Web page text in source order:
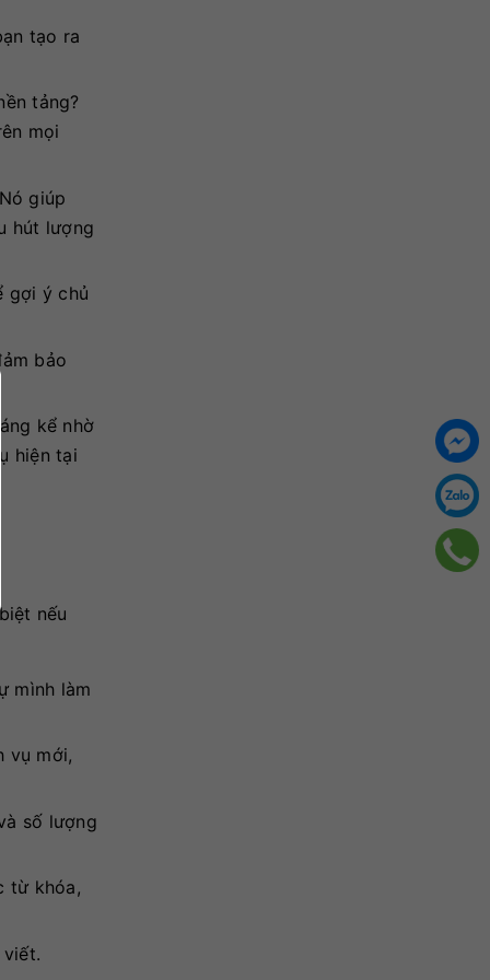
tạo ra
tảng?
mọi
giúp
hút lượng
gợi ý chủ
bảo
kể nhờ
hiện tại
nếu
mình làm
vụ mới,
số lượng
từ khóa,